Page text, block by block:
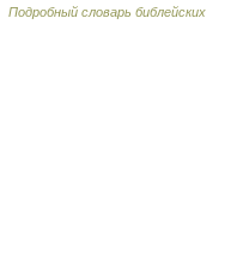
Подробный словарь библейских